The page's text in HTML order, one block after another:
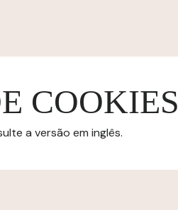
COOKIES
a versão em inglês.